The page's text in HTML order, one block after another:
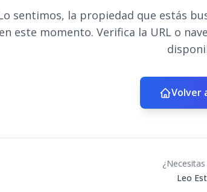
sentimos, la propiedad que estás
en este momento. Verifica la URL o
Volver
Leo